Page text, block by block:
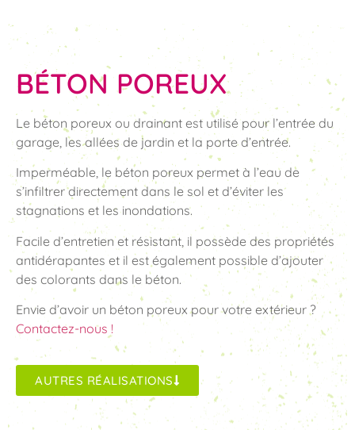
BÉTON POREUX
Le béton poreux ou drainant est utilisé pour l’entrée du
garage, les allées de jardin et la porte d’entrée.
Imperméable, le béton poreux permet à l’eau de
s’infiltrer directement dans le sol et d’éviter les
stagnations et les inondations.
Facile d’entretien et résistant, il possède des propriétés
antidérapantes et il est également possible d’ajouter
des colorants dans le béton.
Envie d’avoir un béton poreux pour votre extérieur ?
Contactez-nous !
AUTRES RÉALISATIONS